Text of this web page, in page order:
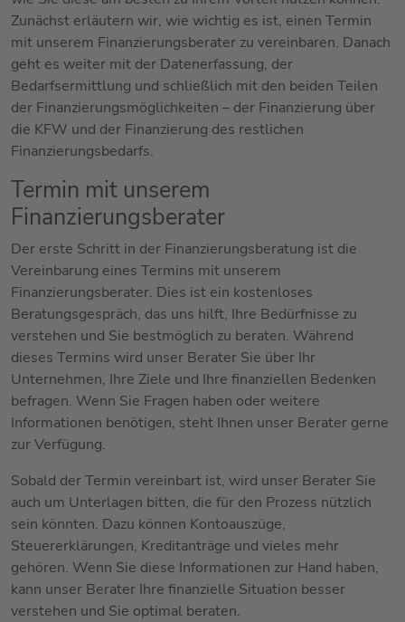
Zunächst erläutern wir, wie wichtig es ist, einen Termin
mit unserem Finanzierungsberater zu vereinbaren. Danach
geht es weiter mit der Datenerfassung, der
Bedarfsermittlung und schließlich mit den beiden Teilen
der Finanzierungsmöglichkeiten – der Finanzierung über
die KFW und der Finanzierung des restlichen
Finanzierungsbedarfs.
Termin mit unserem
Finanzierungsberater
Der erste Schritt in der Finanzierungsberatung ist die
Vereinbarung eines Termins mit unserem
Finanzierungsberater. Dies ist ein kostenloses
Beratungsgespräch, das uns hilft, Ihre Bedürfnisse zu
verstehen und Sie bestmöglich zu beraten. Während
dieses Termins wird unser Berater Sie über Ihr
Unternehmen, Ihre Ziele und Ihre finanziellen Bedenken
befragen. Wenn Sie Fragen haben oder weitere
Informationen benötigen, steht Ihnen unser Berater gerne
zur Verfügung.
Sobald der Termin vereinbart ist, wird unser Berater Sie
auch um Unterlagen bitten, die für den Prozess nützlich
sein könnten. Dazu können Kontoauszüge,
Steuererklärungen, Kreditanträge und vieles mehr
gehören. Wenn Sie diese Informationen zur Hand haben,
kann unser Berater Ihre finanzielle Situation besser
verstehen und Sie optimal beraten.